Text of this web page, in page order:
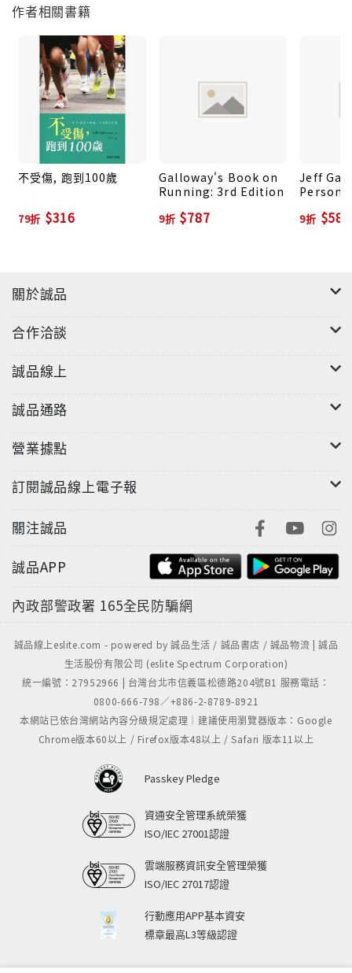
作者相關書籍
不受傷, 跑到100歲
79折 $316
Galloway's Book on
Running: 3rd Edition
9折 $787
Jeff
Your
9折 $580
關於誠品
合作洽談
誠品線上
誠品通路
營業據點
訂閱誠品線上電子報
關注誠品
誠品APP
內政部警政署 165全民防騙網
誠品線上eslite.com - powered by 誠品生活 / 誠品書店 / 誠品物流 | 誠品
生活股份有限公司 (eslite Spectrum Corporation)
統一編號：27952966 | 台灣台北市信義區松德路204號B1 服務電話：
0800-666-798／+886-2-8789-8921
本網站已依台灣網站內容分級規定處理｜建議使用瀏覽器版本：Google
Chrome版本60以上 / Firefox版本48以上 / Safari 版本11以上
Passkey Pledge
資通安全管理系統榮獲
ISO/IEC 27001認證
雲端服務資訊安全管理榮獲
ISO/IEC 27017認證
行動應用APP基本資安
標章最高L3等級認證